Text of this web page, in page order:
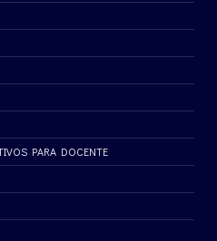
PARA DOCENTE